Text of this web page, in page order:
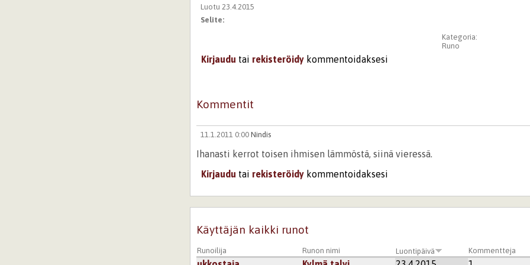
Luotu 23.4.2015
Selite:
Kategoria:
Runo
Kirjaudu tai rekisteröidy kommentoidaksesi
Kommentit
11.1.2011 0:00 Nindis
Ihanasti kerrot toisen ihmisen lämmöstä, siinä vieressä.
Kirjaudu tai rekisteröidy kommentoidaksesi
Käyttäjän kaikki runot
Runoilija Runon nimi Luontipäivä Kommentteja